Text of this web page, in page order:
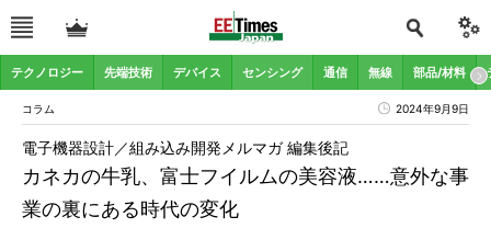
テクノロジー 先端技術 デバイス センシング 通信 無線 部品/材料
コラム 2024年9月9日
カネカの牛乳、富士フイルムの美容液……意外な事
業の裏にある時代の変化
電子機器設計／組み込み開発メルマガ 編集後記